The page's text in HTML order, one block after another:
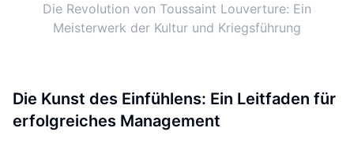
Die Revolution von Toussaint Louverture: Ein
Meisterwerk der Kultur und Kriegsführung
Die Kunst des Einfühlens: Ein Leitfaden für
erfolgreiches Management